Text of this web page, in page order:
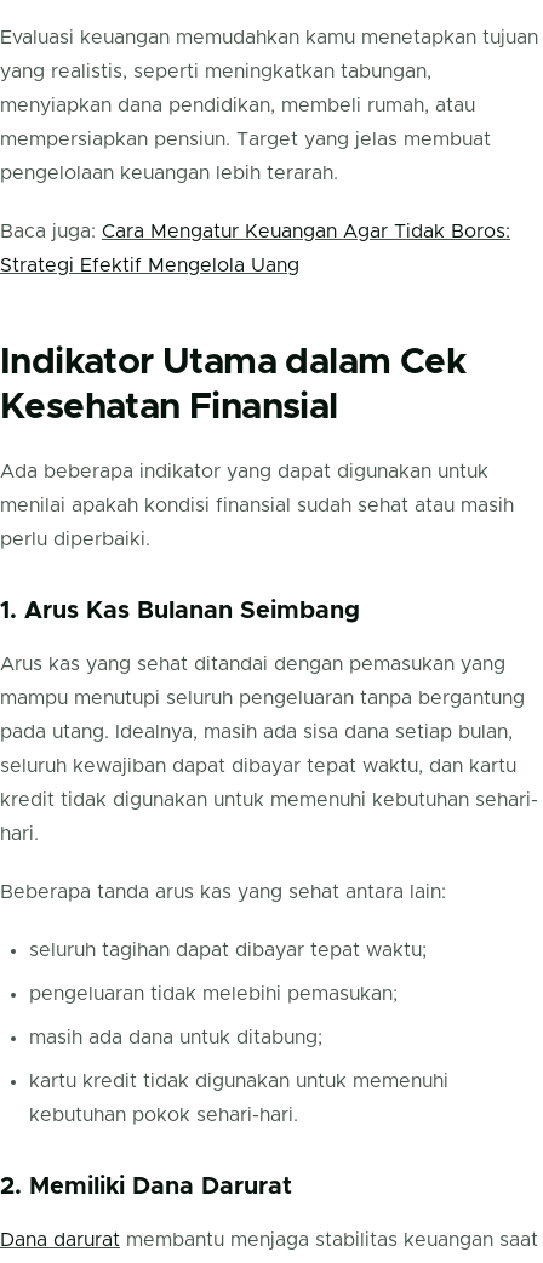
Evaluasi keuangan memudahkan kamu menetapkan tujuan
yang realistis, seperti meningkatkan tabungan,
menyiapkan dana pendidikan, membeli rumah, atau
mempersiapkan pensiun. Target yang jelas membuat
pengelolaan keuangan lebih terarah.
Baca juga: Cara Mengatur Keuangan Agar Tidak Boros:
Strategi Efektif Mengelola Uang
Indikator Utama dalam Cek
Kesehatan Finansial
Ada beberapa indikator yang dapat digunakan untuk
menilai apakah kondisi finansial sudah sehat atau masih
perlu diperbaiki.
1. Arus Kas Bulanan Seimbang
Arus kas yang sehat ditandai dengan pemasukan yang
mampu menutupi seluruh pengeluaran tanpa bergantung
pada utang. Idealnya, masih ada sisa dana setiap bulan,
seluruh kewajiban dapat dibayar tepat waktu, dan kartu
kredit tidak digunakan untuk memenuhi kebutuhan sehari-
hari.
Beberapa tanda arus kas yang sehat antara lain:
seluruh tagihan dapat dibayar tepat waktu;
pengeluaran tidak melebihi pemasukan;
masih ada dana untuk ditabung;
kartu kredit tidak digunakan untuk memenuhi
kebutuhan pokok sehari-hari.
2. Memiliki Dana Darurat
Dana darurat membantu menjaga stabilitas keuangan saat